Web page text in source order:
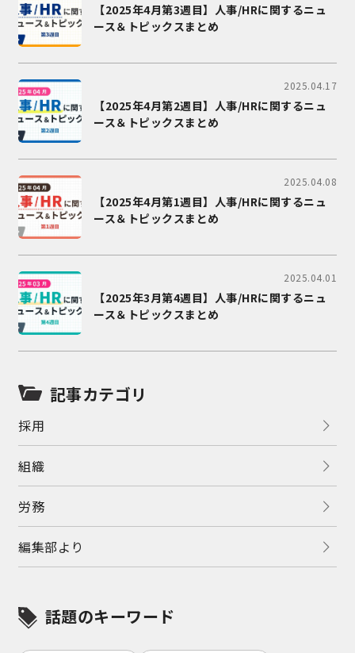
【2025年4月第3週目】人事/HRに関するニュ
ース＆トピックスまとめ
2025.04.17
【2025年4月第2週目】人事/HRに関するニュ
ース＆トピックスまとめ
2025.04.08
【2025年4月第1週目】人事/HRに関するニュ
ース＆トピックスまとめ
2025.04.01
【2025年3月第4週目】人事/HRに関するニュ
ース＆トピックスまとめ
記事カテゴリ
採用
組織
労務
編集部より
話題のキーワード